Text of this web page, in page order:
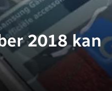
2018 kan